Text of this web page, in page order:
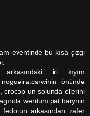
eventinde bu kısa çizgi
arkasındaki iri kıyım
önünde
crocop un solunda ellerini
werdum.pat barynin
arkasından zafer